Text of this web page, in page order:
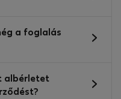
a foglalás
albérletet